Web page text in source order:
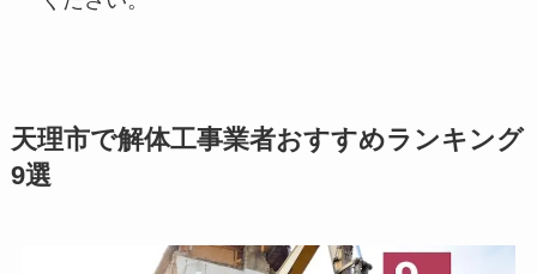
天理市で解体工事業者おすすめランキング
9選